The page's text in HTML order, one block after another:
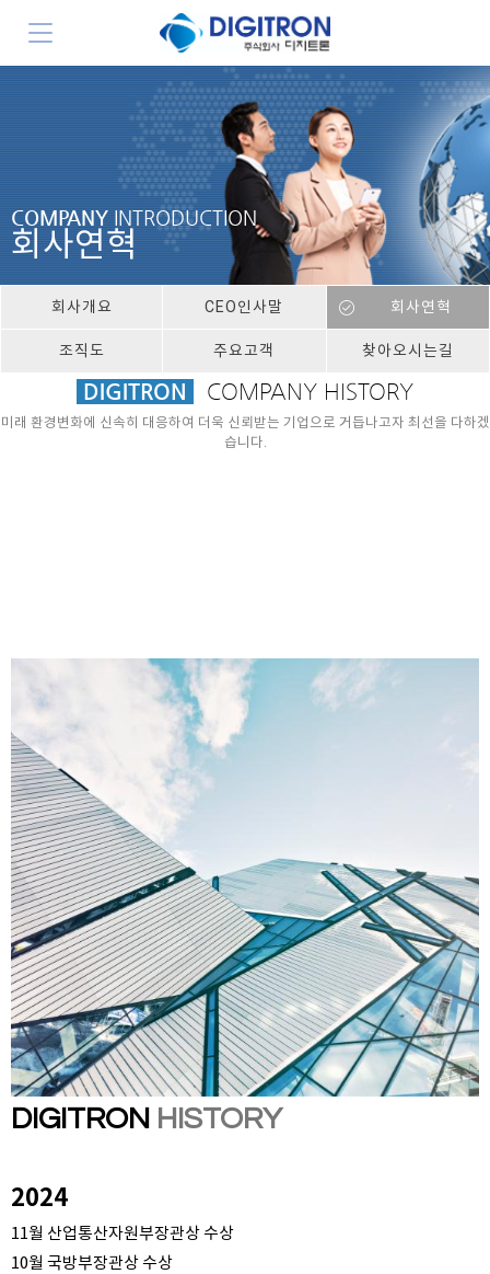
COMPANY INTRODUCTION
회사연혁
회사개요 CEO인사말 회사연혁
조직도 주요고객 찾아오시는길
DIGITRON COMPANY HISTORY
미래 환경변화에 신속히 대응하여 더욱 신뢰받는 기업으로 거듭나고자 최선을 다하겠
습니다.
DIGITRON HISTORY
2024
11월 산업통산자원부장관상 수상
10월 국방부장관상 수상